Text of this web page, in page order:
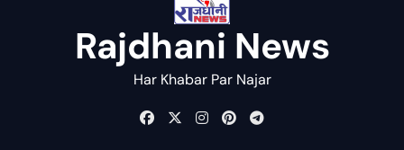
Rajdhani News
Har Khabar Par Najar